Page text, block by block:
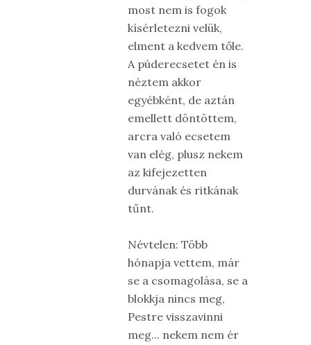
most nem is fogok
kísérletezni velük,
elment a kedvem tőle.
A púderecsetet én is
néztem akkor
egyébként, de aztán
emellett döntöttem,
arcra való ecsetem
van elég, plusz nekem
az kifejezetten
durvának és ritkának
tűnt.
Névtelen: Több
hónapja vettem, már
se a csomagolása, se a
blokkja nincs meg,
Pestre visszavinni
meg... nekem nem ér